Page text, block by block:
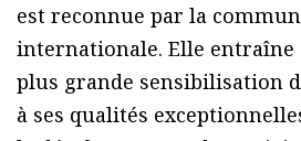
est reconnue par la
internationale. Elle entraîne
plus grande sensibilisation
à ses qualités